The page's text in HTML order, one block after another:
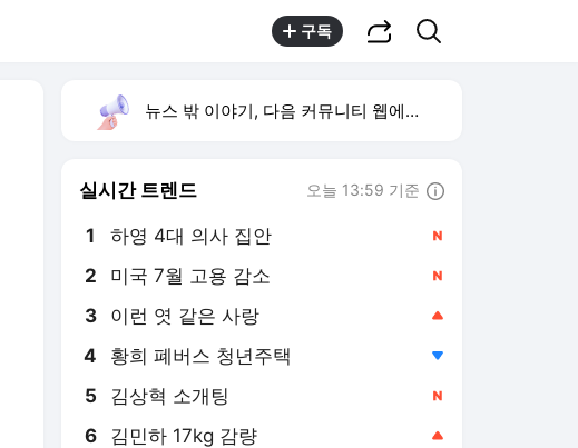
구독
뉴스 밖 이야기, 다음 커뮤니티 웹에서 보기
실시간 트렌드 오늘 13:59 기준
1 하영 4대 의사 집안
2 미국 7월 고용 감소
3 이런 엿 같은 사랑
4 황희 폐버스 청년주택
5 김상혁 소개팅
6 김민하 17kg 감량